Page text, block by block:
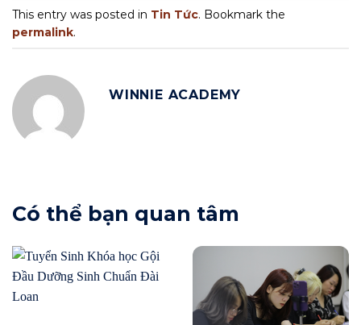
This entry was posted in Tin Tức. Bookmark the
permalink.
WINNIE ACADEMY
Có thể bạn quan tâm